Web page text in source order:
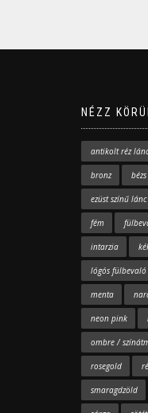
NÉZZ
antikolt réz
bronz bézs
ezüst színű lánc
fém
intarzia
lógós fülbevaló
menta
neon pink
ombre /
rosegold
smaragdzöld